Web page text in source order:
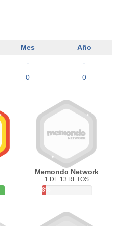
Mes
Año
-
-
0 0
Memondo Network
1 DE 13 RETOS
8%